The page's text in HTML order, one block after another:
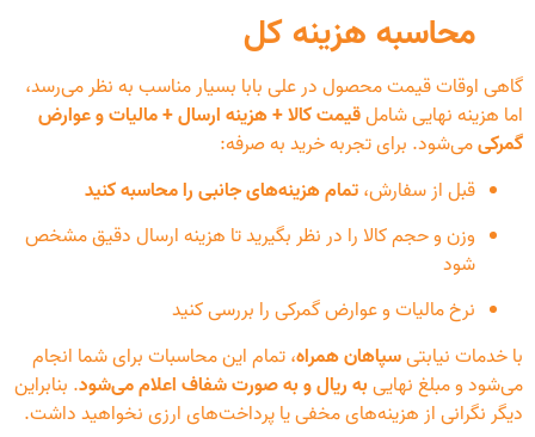
محاسبه هزینه کل
گاهی اوقات قیمت محصول در علی بابا بسیار مناسب به نظر می‌رسد،
اما هزینه نهایی شاملقیمت کالا + هزینه ارسال + مالیات و عوارض
گمرکیمی‌شود. برای تجربه خرید به صرفه:
قبل از سفارش،تمام هزینه‌های جانبی را محاسبه کنید
وزن و حجم کالا را در نظر بگیرید تا هزینه ارسال دقیق مشخص
شود
نرخ مالیات و عوارض گمرکی را بررسی کنید
با خدمات نیابتیسپاهان همراه، تمام این محاسبات برای شما انجام
می‌شود و مبلغ نهاییبه ریال و به صورت شفاف اعلام می‌شود. بنابراین
دیگر نگرانی از هزینه‌های مخفی یا پرداخت‌های ارزی نخواهید داشت.